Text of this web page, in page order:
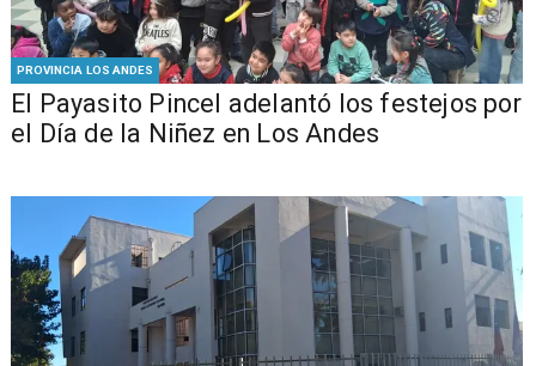
PROVINCIA LOS ANDES
El Payasito Pincel adelantó los festejos por
el Día de la Niñez en Los Andes